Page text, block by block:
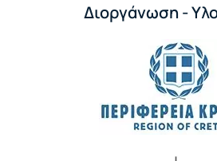
Διοργάνωση -